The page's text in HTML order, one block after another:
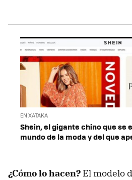
EN XATAKA
Shein, el gigante chino que se
mundo de la moda y del que
¿Cómo lo hacen? El modelo